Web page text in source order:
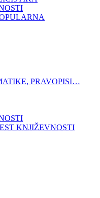
PRAVOPISI…
KNJIŽEVNOSTI